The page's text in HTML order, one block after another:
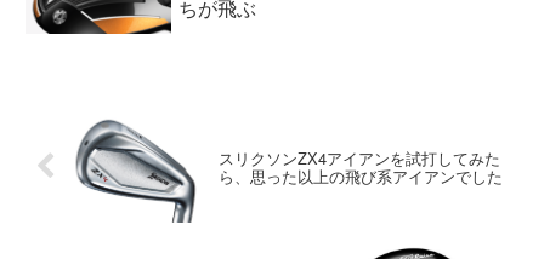
ちが飛ぶ
スリクソンZX4アイアンを試打してみた
ら、思った以上の飛び系アイアンでした